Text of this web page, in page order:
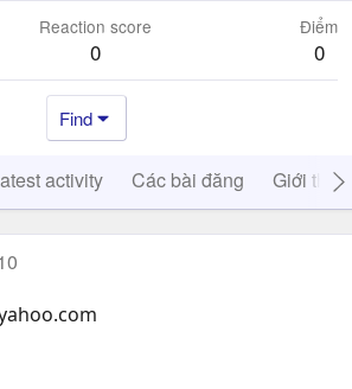
Reaction score
0
Điểm
0
Find
activity Các bài đăng Giới thiệu